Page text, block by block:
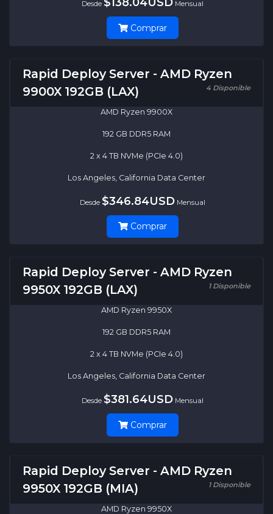
Desde Mensual
Comprar
Rapid Deploy Server - AMD Ryzen
9900X 192GB (LAX)
4 Disponible
AMD Ryzen 9900X
192 GB DDR5 RAM
2 x 4 TB NVMe (PCIe 4.0)
Los Angeles, California Data Center
Desde $346.84USD Mensual
Comprar
Rapid Deploy Server - AMD Ryzen
9950X 192GB (LAX)
1 Disponible
AMD Ryzen 9950X
192 GB DDR5 RAM
2 x 4 TB NVMe (PCIe 4.0)
Los Angeles, California Data Center
Desde $381.64USD Mensual
Comprar
Rapid Deploy Server - AMD Ryzen
9950X 192GB (MIA)
1 Disponible
AMD Ryzen 9950X